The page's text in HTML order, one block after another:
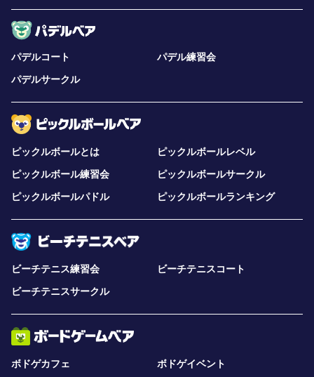
パデルコート
パデル練習会
パデルサークル
ピックルボールとは
ピックルボールレベル
ピックルボール練習会
ピックルボールサークル
ピックルボールパドル
ピックルボールランキング
ビーチテニス練習会
ビーチテニスコート
ビーチテニスサークル
ボドゲカフェ
ボドゲイベント